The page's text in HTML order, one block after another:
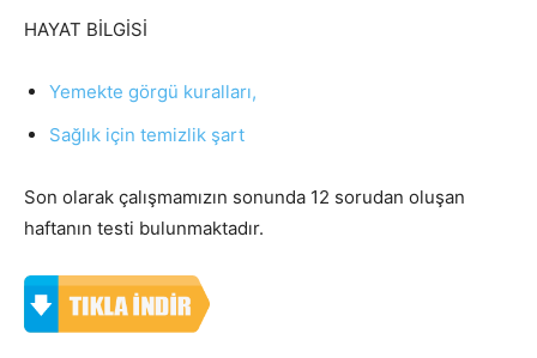
HAYAT BİLGİSİ
Yemekte görgü kuralları,
Sağlık için temizlik şart
Son olarak çalışmamızın sonunda 12 sorudan oluşan
haftanın testi bulunmaktadır.